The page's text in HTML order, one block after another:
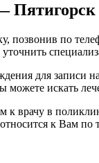
Пятигорск
позвонив по
для записи
искать
к врачу в
к Вам